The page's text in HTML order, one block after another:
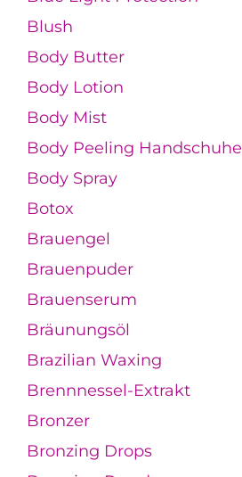
Blush
Body Butter
Body Lotion
Body Mist
Body Peeling Handschuhe
Body Spray
Botox
Brauengel
Brauenpuder
Brauenserum
Bräunungsöl
Brazilian Waxing
Brennnessel-Extrakt
Bronzer
Bronzing Drops